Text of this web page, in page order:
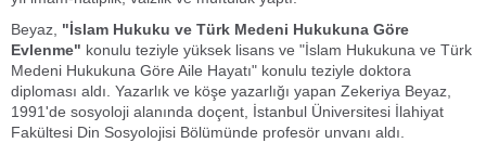
Beyaz, "İslam Hukuku ve Türk Medeni Hukukuna Göre
Evlenme" konulu teziyle yüksek lisans ve "İslam Hukukuna ve Türk
Medeni Hukukuna Göre Aile Hayatı" konulu teziyle doktora
diploması aldı. Yazarlık ve köşe yazarlığı yapan Zekeriya Beyaz,
1991'de sosyoloji alanında doçent, İstanbul Üniversitesi İlahiyat
Fakültesi Din Sosyolojisi Bölümünde profesör unvanı aldı.